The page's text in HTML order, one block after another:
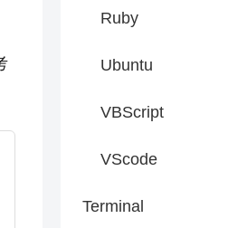
Ruby
Ubuntu
VBScript
VScode
Terminal